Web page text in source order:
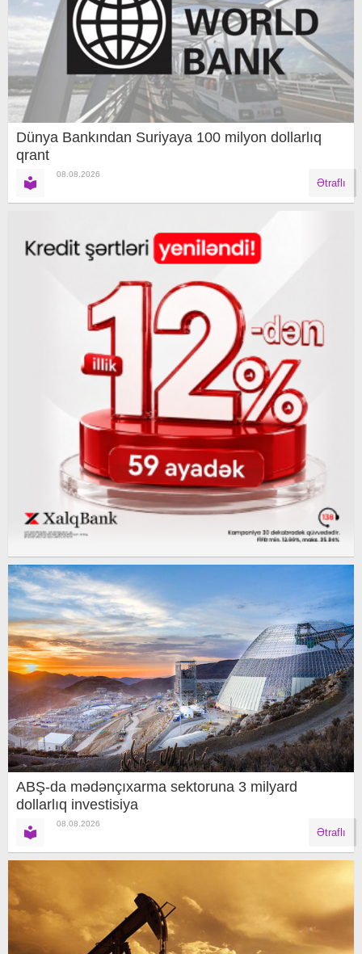
Dünya Bankından Suriyaya 100 milyon dollarlıq
qrant
08.08.2026
Ətraflı
ABŞ-da mədənçıxarma sektoruna 3 milyard
dollarlıq investisiya
08.08.2026
Ətraflı